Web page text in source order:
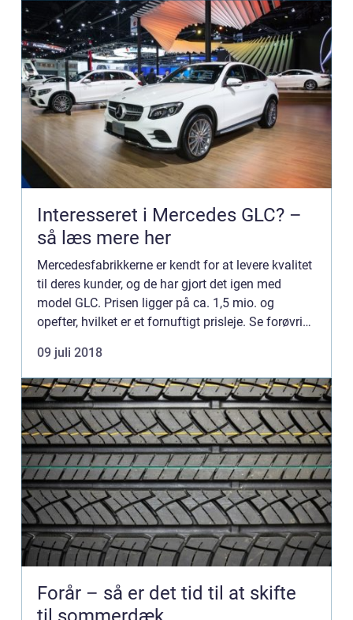
Interesseret i Mercedes GLC? –
så læs mere her
Mercedesfabrikkerne er kendt for at levere kvalitet
til deres kunder, og de har gjort det igen med
model GLC. Prisen ligger på ca. 1,5 mio. og
opefter, hvilket er et fornuftigt prisleje. Se forøvrigt
09 juli 2018
Forår – så er det tid til at skifte